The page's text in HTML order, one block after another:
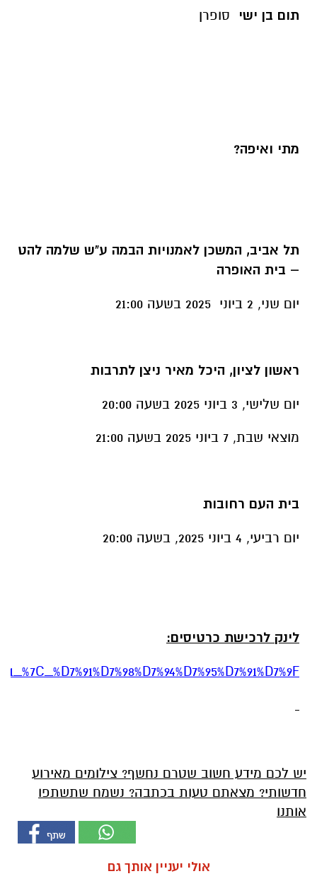
תום בן ישי סופרן
מתי ואיפה?
תל אביב, המשכן לאמנויות הבמה ע"ש שלמה להט
– בית האופרה
יום שני, 2 ביוני 2025 בשעה 21:00
ראשון לציון, היכל מאיר ניצן לתרבות
יום שלישי, 3 ביוני 2025 בשעה 20:00
מוצאי שבת, 7 ביוני 2025 בשעה 21:00
בית העם רחובות
יום רביעי, 4 ביוני 2025, בשעה 20:00
לינק לרכישת כרטיסים:
יש לכם מידע חשוב שטרם נחשף? צילומים מאירוע
חדשותי? מצאתם טעות בכתבה? נשמח שתשתפו
אותנו
אולי יעניין אותך גם